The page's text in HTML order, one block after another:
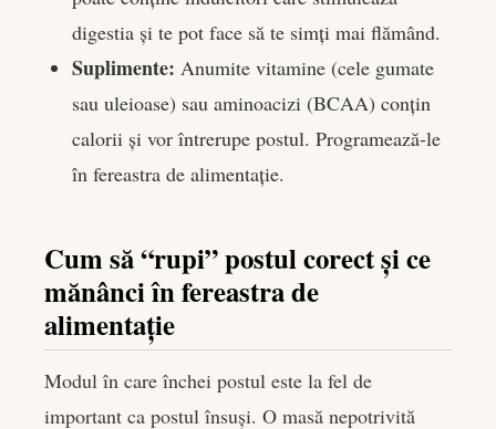
digestia și te pot face să te simți mai flămând.
Suplimente: Anumite vitamine (cele gumate
sau uleioase) sau aminoacizi (BCAA) conțin
calorii și vor întrerupe postul. Programează-le
în fereastra de alimentație.
Cum să “rupi” postul corect și ce
mănânci în fereastra de
alimentație
Modul în care închei postul este la fel de
important ca postul însuși. O masă nepotrivită